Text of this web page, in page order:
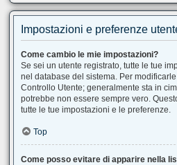
Impostazioni e preferenze
Come cambio le mie impostazioni?
Se sei un utente registrato, tutte le tue
nel database del sistema. Per
Controllo Utente; generalmente sta in
potrebbe non essere sempre vero.
tutte le tue impostazioni e le preferenze.
Top
Come posso evitare di apparire nella